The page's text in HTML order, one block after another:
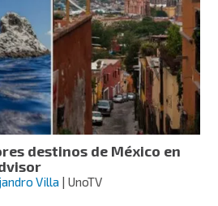
destinos de México en
Villa | UnoTV